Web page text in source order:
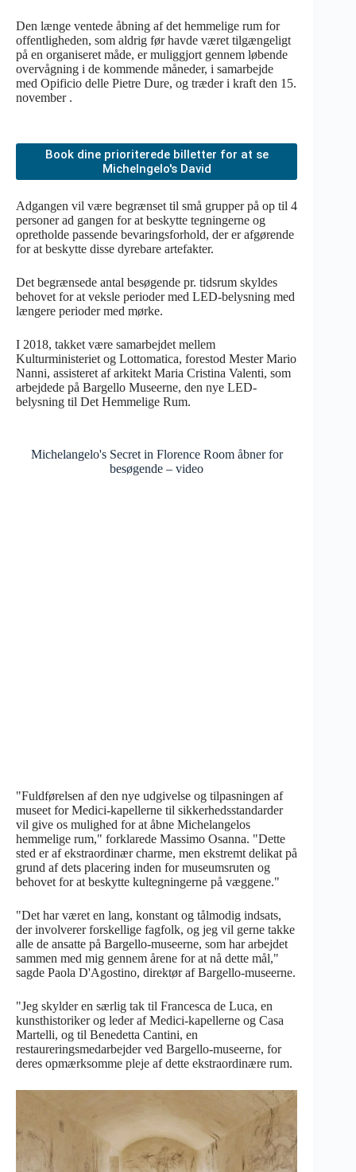
Den længe ventede åbning af det hemmelige rum for
offentligheden, som aldrig før havde været tilgængeligt
på en organiseret måde, er muliggjort gennem løbende
overvågning i de kommende måneder, i samarbejde
med Opificio delle Pietre Dure, og træder i kraft den 15.
november .
Book dine prioriterede billetter for at se
Michelngelo's David
Adgangen vil være begrænset til små grupper på op til 4
personer ad gangen for at beskytte tegningerne og
opretholde passende bevaringsforhold, der er afgørende
for at beskytte disse dyrebare artefakter.
Det begrænsede antal besøgende pr. tidsrum skyldes
behovet for at veksle perioder med LED-belysning med
længere perioder med mørke.
I 2018, takket være samarbejdet mellem
Kulturministeriet og Lottomatica, forestod Mester Mario
Nanni, assisteret af arkitekt Maria Cristina Valenti, som
arbejdede på Bargello Museerne, den nye LED-
belysning til Det Hemmelige Rum.
Michelangelo's Secret in Florence Room åbner for
besøgende – video
"Fuldførelsen af den nye udgivelse og tilpasningen af
museet for Medici-kapellerne til sikkerhedsstandarder
vil give os mulighed for at åbne Michelangelos
hemmelige rum," forklarede Massimo Osanna. "Dette
sted er af ekstraordinær charme, men ekstremt delikat på
grund af dets placering inden for museumsruten og
behovet for at beskytte kultegningerne på væggene."
"Det har været en lang, konstant og tålmodig indsats,
der involverer forskellige fagfolk, og jeg vil gerne takke
alle de ansatte på Bargello-museerne, som har arbejdet
sammen med mig gennem årene for at nå dette mål,"
sagde Paola D'Agostino, direktør af Bargello-museerne.
"Jeg skylder en særlig tak til Francesca de Luca, en
kunsthistoriker og leder af Medici-kapellerne og Casa
Martelli, og til Benedetta Cantini, en
restaureringsmedarbejder ved Bargello-museerne, for
deres opmærksomme pleje af dette ekstraordinære rum.